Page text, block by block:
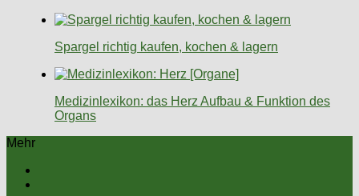
Spargel richtig kaufen, kochen & lagern
Medizinlexikon: das Herz Aufbau & Funktion des
Organs
Mehr